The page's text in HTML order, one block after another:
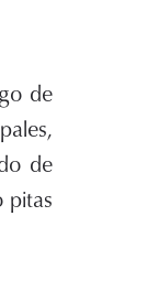
de
de
pitas